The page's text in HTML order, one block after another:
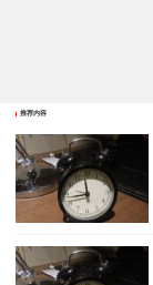
推荐内容